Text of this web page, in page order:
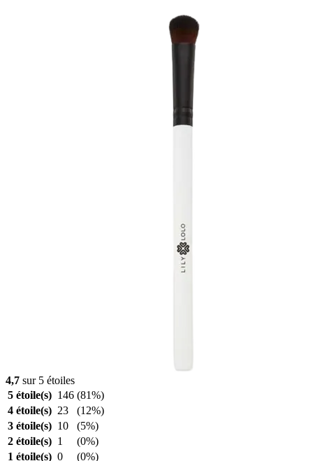
4,7 sur 5 étoiles
5 étoile(s) 146 (81%)
4 étoile(s) 23
(12%)
3 étoile(s) 10
(5%)
2 étoile(s) 1
(0%)
1 étoile(s) 0 (0%)